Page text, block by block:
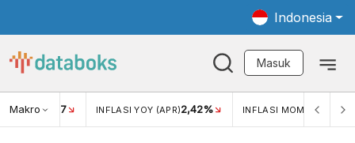
Indonesia
Masuk
Makro
USD/IDR 17 INFLASI YOY (APR)2,42% INFLASI MOM (MAR)